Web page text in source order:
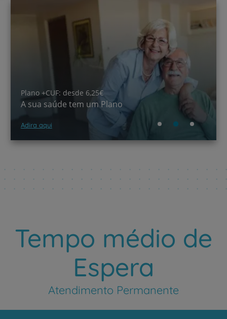
Equipa multidisciplinar dedicada à sua saúde e
bem-estar
Saber mais
Tempo médio de
Espera
Atendimento Permanente